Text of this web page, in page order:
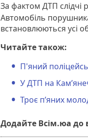
За фактом ДТП слідчі
Автомобіль
встановлюються усі
Читайте також:
П'яний
У ДТП на
Троє п’яних
Додайте Всім.юа до